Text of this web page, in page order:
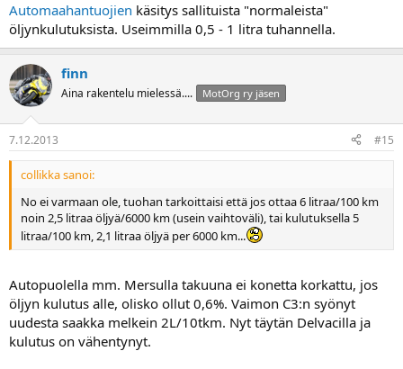
Automaahantuojien käsitys sallituista "normaleista"
öljynkulutuksista. Useimmilla 0,5 - 1 litra tuhannella.
finn
Aina rakentelu mielessä.... MotOrg ry jäsen
7.12.2013 #15
collikka sanoi:
No ei varmaan ole, tuohan tarkoittaisi että jos ottaa 6 litraa/100 km
noin 2,5 litraa öljyä/6000 km (usein vaihtoväli), tai kulutuksella 5
litraa/100 km, 2,1 litraa öljyä per 6000 km...
Autopuolella mm. Mersulla takuuna ei konetta korkattu, jos
öljyn kulutus alle, olisko ollut 0,6%. Vaimon C3:n syönyt
uudesta saakka melkein 2L/10tkm. Nyt täytän Delvacilla ja
kulutus on vähentynyt.